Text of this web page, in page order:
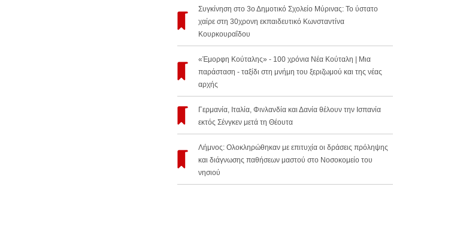
Συγκίνηση στο 3ο Δημοτικό Σχολείο Μύρινας: Το ύστατο
χαίρε στη 30χρονη εκπαιδευτικό Κωνσταντίνα
Κουρκουραΐδου
«Έμορφη Κούταλης» - 100 χρόνια Νέα Κούταλη | Μια
παράσταση - ταξίδι στη μνήμη του ξεριζωμού και της νέας
αρχής
Γερμανία, Ιταλία, Φινλανδία και Δανία θέλουν την Ισπανία
εκτός Σένγκεν μετά τη Θέουτα
Λήμνος: Ολοκληρώθηκαν με επιτυχία οι δράσεις πρόληψης
και διάγνωσης παθήσεων μαστού στο Νοσοκομείο του
νησιού